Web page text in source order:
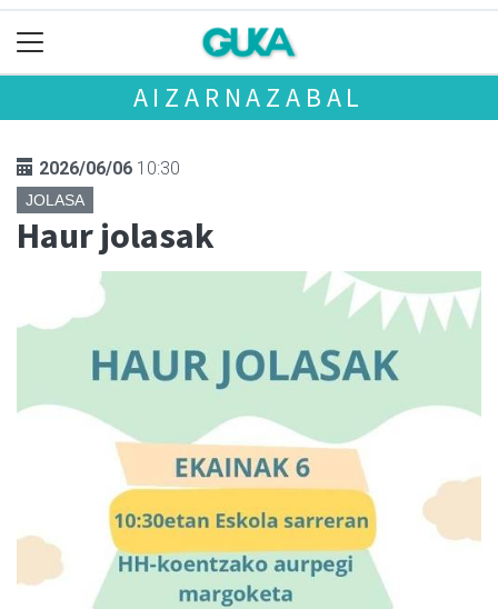
AIZARNAZABAL
2026/06/06 10:30
JOLASA
Haur jolasak